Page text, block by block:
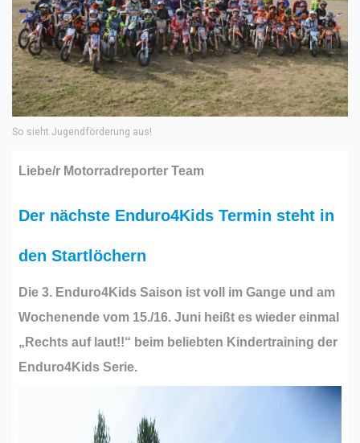
So sieht Jugendförderung aus!
Liebe/r Motorradreporter Team
Der nächste Enduro4Kids Termin steht in
den Startlöchern
Die 3. Enduro4Kids Saison ist voll im Gange und am
Wochenende vom 15./16. Juni heißt es wieder einmal
„Rechts auf laut!!“ beim beliebten Kindertraining der
Enduro4Kids Serie.